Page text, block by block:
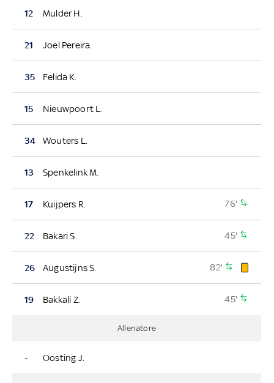
12 Mulder H.
21 Joel Pereira
35 Felida K.
15 Nieuwpoort L.
34 Wouters L.
13 Spenkelink M.
17 Kuijpers R. 76'
22 Bakari S. 45'
26 Augustijns S. 82'
19 Bakkali Z. 45'
Allenatore
- Oosting J.